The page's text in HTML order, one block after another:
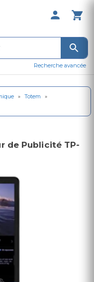
0 Produit
Recherche avancée
» Totem
»
de Publicité TP-